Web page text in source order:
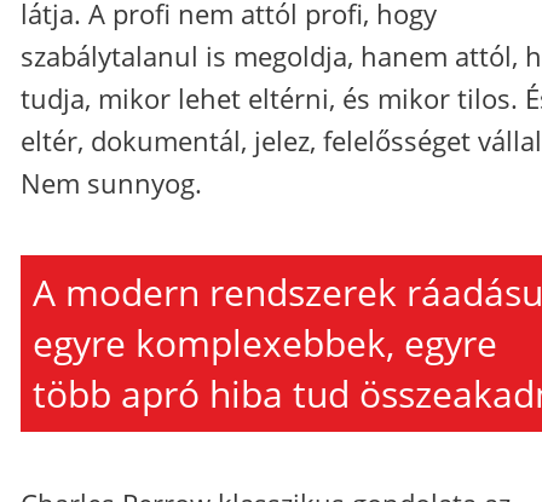
látja. A profi nem attól profi, hogy
szabálytalanul is megoldja, hanem attól,
tudja, mikor lehet eltérni, és mikor tilos.
eltér, dokumentál, jelez, felelősséget
Nem sunnyog.
A modern rendszerek
egyre komplexebbek, egyre
több apró hiba tud